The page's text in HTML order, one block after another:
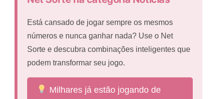
Está cansado de jogar sempre os mesmos
números e nunca ganhar nada? Use o Net
Sorte e descubra combinações inteligentes que
podem transformar seu jogo.
Milhares já estão jogando de